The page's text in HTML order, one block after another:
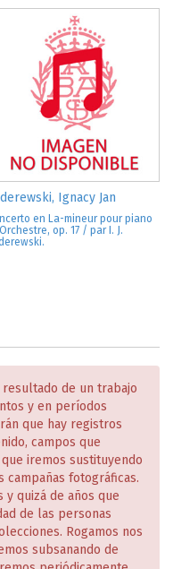
Ignacy Jan
en La-mineur pour piano
op. 17 / par I. J.
de un trabajo
y en períodos
que hay registros
campos que
iremos sustituyendo
campañas fotográficas.
quizá de años que
de las personas
Rogamos nos
subsanando de